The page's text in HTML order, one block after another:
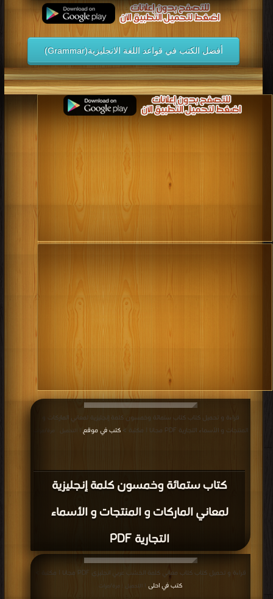
أفضل الكتب في قواعد اللغة الانجليزية(Grammar)
كتاب ستمائة وخمسون كلمة إنجليزية
لمعاني الماركات و المنتجات و الأسماء
التجارية PDF
قراءة و تحميل كتاب كتاب ستمائة وخمسون كلمة إنجليزية لمعاني الماركات و
المنتجات و الأسماء التجارية PDF مجانا | مكتبة >
كتب في موقع | التحميل : مرة/مرات
قراءة و تحميل كتاب كتاب معاني كلمة الخشب عربي انجليزي PDF مجانا | مكتبة >
كتب في احلى
| التحميل : مرة/مرات